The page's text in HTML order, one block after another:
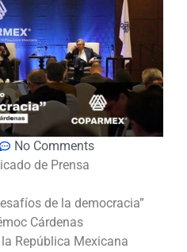
No Comments
de Prensa
de la democracia”
Cárdenas
República Mexicana